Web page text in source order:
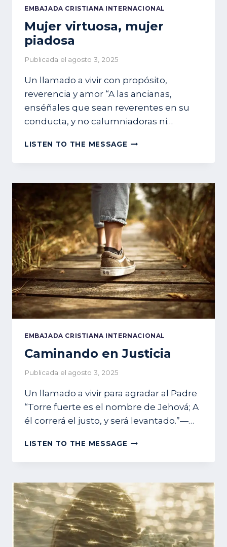
EMBAJADA CRISTIANA INTERNACIONAL
Mujer virtuosa, mujer
piadosa
Publicada el agosto 3, 2025
Un llamado a vivir con propósito,
reverencia y amor “A las ancianas,
enséñales que sean reverentes en su
conducta, y no calumniadoras ni…
LISTEN TO THE MESSAGE MUJER
MUJER
EMBAJADA CRISTIANA INTERNACIONAL
Caminando en Justicia
Publicada el agosto 3, 2025
Un llamado a vivir para agradar al Padre
“Torre fuerte es el nombre de Jehová; A
él correrá el justo, y será levantado.”—…
LISTEN TO THE MESSAGE CAMINANDO
JUSTICIA